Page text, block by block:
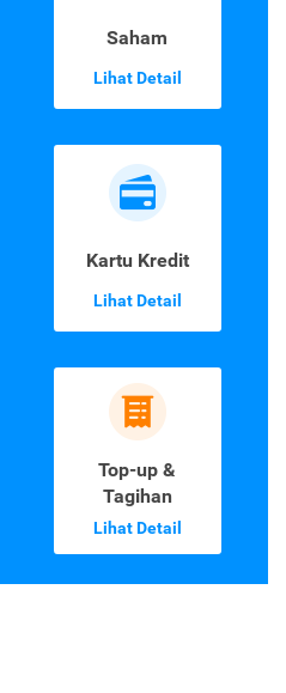
Saham
Lihat Detail
Kartu Kredit
Lihat Detail
Top-up &
Tagihan
Lihat Detail